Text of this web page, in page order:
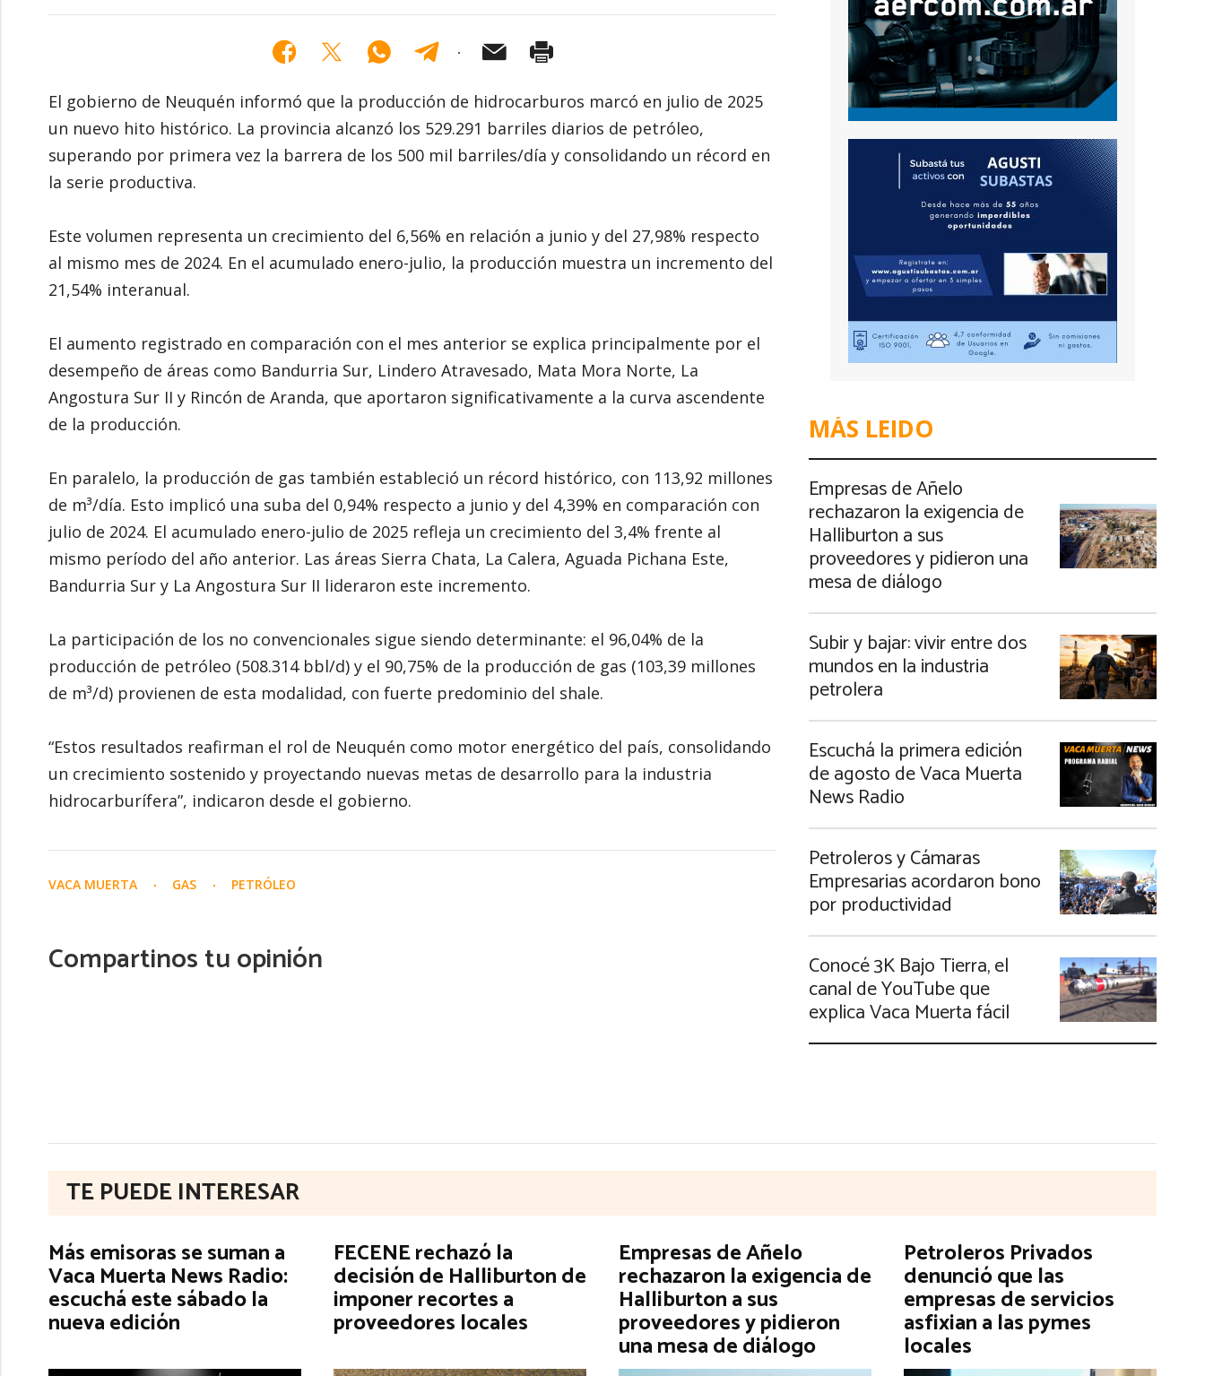
El gobierno de Neuquén informó que la producción de hidrocarburos marcó en julio de 2025
un nuevo hito histórico. La provincia alcanzó los 529.291 barriles diarios de petróleo,
superando por primera vez la barrera de los 500 mil barriles/día y consolidando un récord en
la serie productiva.
Este volumen representa un crecimiento del 6,56% en relación a junio y del 27,98% respecto
al mismo mes de 2024. En el acumulado enero-julio, la producción muestra un incremento del
21,54% interanual.
El aumento registrado en comparación con el mes anterior se explica principalmente por el
desempeño de áreas como Bandurria Sur, Lindero Atravesado, Mata Mora Norte, La
Angostura Sur II y Rincón de Aranda, que aportaron significativamente a la curva ascendente
de la producción.
En paralelo, la producción de gas también estableció un récord histórico, con 113,92 millones
de m³/día. Esto implicó una suba del 0,94% respecto a junio y del 4,39% en comparación con
julio de 2024. El acumulado enero-julio de 2025 refleja un crecimiento del 3,4% frente al
mismo período del año anterior. Las áreas Sierra Chata, La Calera, Aguada Pichana Este,
Bandurria Sur y La Angostura Sur II lideraron este incremento.
La participación de los no convencionales sigue siendo determinante: el 96,04% de la
producción de petróleo (508.314 bbl/d) y el 90,75% de la producción de gas (103,39 millones
de m³/d) provienen de esta modalidad, con fuerte predominio del shale.
“Estos resultados reafirman el rol de Neuquén como motor energético del país, consolidando
un crecimiento sostenido y proyectando nuevas metas de desarrollo para la industria
hidrocarburífera”, indicaron desde el gobierno.
VACA MUERTA GAS PETRÓLEO
Compartinos tu opinión
MÁS LEIDO
Empresas de Añelo
rechazaron la exigencia de
Halliburton a sus
proveedores y pidieron una
mesa de diálogo
Subir y bajar: vivir entre dos
mundos en la industria
petrolera
Escuchá la primera edición
de agosto de Vaca Muerta
News Radio
Petroleros y Cámaras
Empresarias acordaron bono
por productividad
Conocé 3K Bajo Tierra, el
canal de YouTube que
explica Vaca Muerta fácil
TE PUEDE INTERESAR
Más emisoras se suman a
Vaca Muerta News Radio:
escuchá este sábado la
nueva edición
FECENE rechazó la
decisión de Halliburton de
imponer recortes a
proveedores locales
Empresas de Añelo
rechazaron la exigencia de
Halliburton a sus
proveedores y pidieron
una mesa de diálogo
Petroleros Privados
denunció que las
empresas de servicios
asfixian a las pymes
locales